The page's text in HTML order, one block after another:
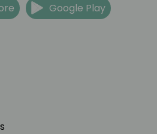
Google Play